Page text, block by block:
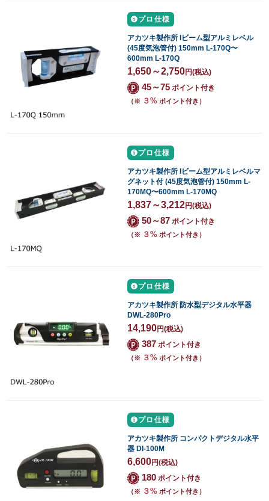
プロ仕様
アカツキ製作所 Iビーム型アルミレベル
(45度気泡管付) 150mm L-170Q〜
600mm L-170Q
1,650～2,750円(税込)
45～75 ポイント付き
（※ ３% ポイント付き）
プロ仕様
アカツキ製作所 Iビーム型アルミレベルマ
グネット付 (45度気泡管付) 150mm L-
170MQ〜600mm L-170MQ
1,837～3,212円(税込)
50～87 ポイント付き
（※ ３% ポイント付き）
プロ仕様
アカツキ製作所 防水型デジタル水平器
DWL-280Pro
14,190円(税込)
387 ポイント付き
（※ ３% ポイント付き）
プロ仕様
アカツキ製作所 コンパクトデジタル水平
器 DI-100M
6,600円(税込)
180 ポイント付き
（※ ３% ポイント付き）